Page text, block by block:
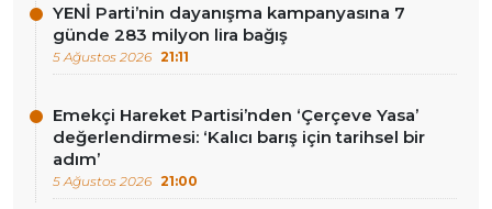
YENİ Parti’nin dayanışma kampanyasına 7
günde 283 milyon lira bağış
5 Ağustos 2026 21:11
Emekçi Hareket Partisi’nden ‘Çerçeve Yasa’
değerlendirmesi: ‘Kalıcı barış için tarihsel bir
adım’
5 Ağustos 2026 21:00